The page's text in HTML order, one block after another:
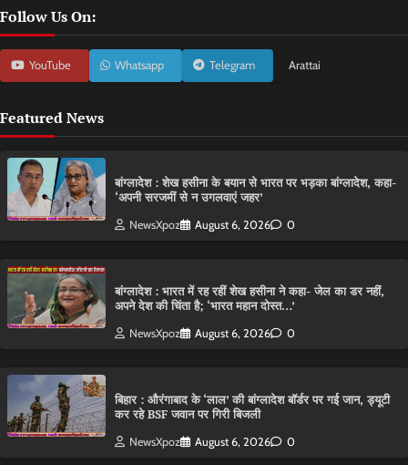
Follow Us On:
YouTube Whatsapp Telegram Arattai
Featured News
बांग्लादेश : शेख हसीना के बयान से भारत पर भड़का बांग्लादेश, कहा-
‘अपनी सरजमीं से न उगलवाएं जहर’
NewsXpoz August 6, 2026 0
बांग्लादेश : भारत में रह रहीं शेख हसीना ने कहा- जेल का डर नहीं,
अपने देश की चिंता है; ‘भारत महान दोस्त…’
NewsXpoz August 6, 2026 0
बिहार : औरंगाबाद के ‘लाल’ की बांग्लादेश बॉर्डर पर गई जान, ड्यूटी
कर रहे BSF जवान पर गिरी बिजली
NewsXpoz August 6, 2026 0